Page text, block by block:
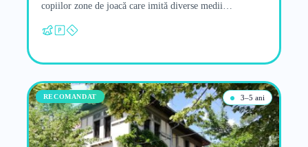
copiilor zone de joacă care imită diverse medii…
3–5 ani
RECOMANDAT